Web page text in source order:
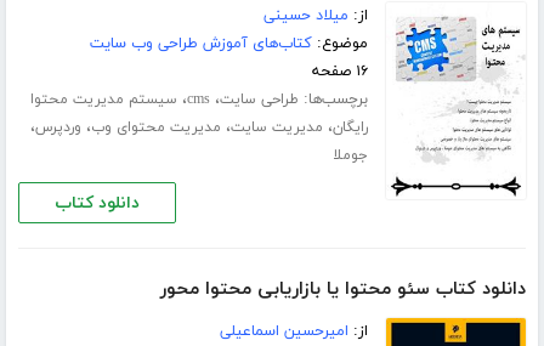
از: میلاد حسینی
موضوع:کتاب‌های آموزش طراحی وب سایت
۱۶ صفحه
برچسب‌ها: طراحی سایت،cms، سیستم مدیریت محتوا
رایگان، مدیریت سایت، مدیریت محتوای وب، وردپرس،
جوملا
دانلود کتاب
دانلود کتاب سئو محتوا یا بازاریابی محتوا محور
از: امیرحسین اسماعیلی